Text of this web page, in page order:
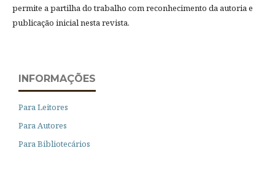
permite a partilha do trabalho com reconhecimento da autoria e
publicação inicial nesta revista.
INFORMAÇÕES
Para Leitores
Para Autores
Para Bibliotecários